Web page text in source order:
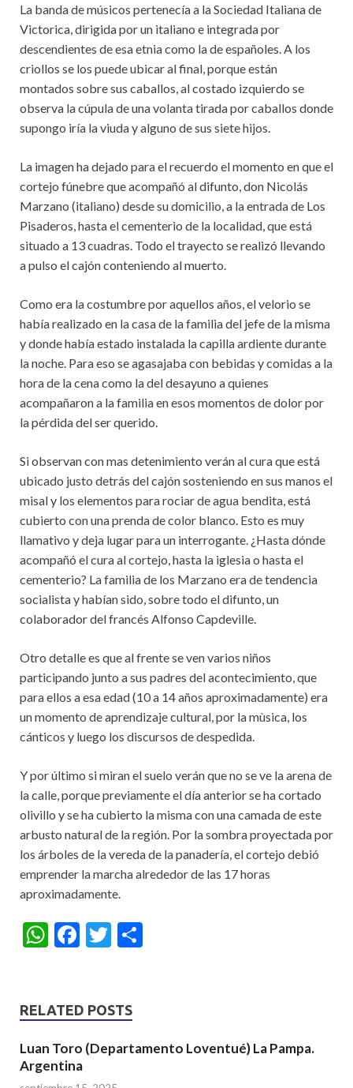
La banda de músicos pertenecía a la Sociedad Italiana de
Victorica, dirigida por un italiano e integrada por
descendientes de esa etnia como la de españoles. A los
criollos se los puede ubicar al final, porque están
montados sobre sus caballos, al costado izquierdo se
observa la cúpula de una volanta tirada por caballos donde
supongo iría la viuda y alguno de sus siete hijos.
La imagen ha dejado para el recuerdo el momento en que el
cortejo fúnebre que acompañó al difunto, don Nicolás
Marzano (italiano) desde su domicilio, a la entrada de Los
Pisaderos, hasta el cementerio de la localidad, que está
situado a 13 cuadras. Todo el trayecto se realizó llevando
a pulso el cajón conteniendo al muerto.
Como era la costumbre por aquellos años, el velorio se
había realizado en la casa de la familia del jefe de la misma
y donde había estado instalada la capilla ardiente durante
la noche. Para eso se agasajaba con bebidas y comidas a la
hora de la cena como la del desayuno a quienes
acompañaron a la familia en esos momentos de dolor por
la pérdida del ser querido.
Si observan con mas detenimiento verán al cura que está
ubicado justo detrás del cajón sosteniendo en sus manos el
misal y los elementos para rociar de agua bendita, está
cubierto con una prenda de color blanco. Esto es muy
llamativo y deja lugar para un interrogante. ¿Hasta dónde
acompañó el cura al cortejo, hasta la iglesia o hasta el
cementerio? La familia de los Marzano era de tendencia
socialista y habían sido, sobre todo el difunto, un
colaborador del francés Alfonso Capdeville.
Otro detalle es que al frente se ven varios niños
participando junto a sus padres del acontecimiento, que
para ellos a esa edad (10 a 14 años aproximadamente) era
un momento de aprendizaje cultural, por la mùsica, los
cánticos y luego los discursos de despedida.
Y por último si miran el suelo verán que no se ve la arena de
la calle, porque previamente el día anterior se ha cortado
olivillo y se ha cubierto la misma con una camada de este
arbusto natural de la región. Por la sombra proyectada por
los árboles de la vereda de la panadería, el cortejo debió
emprender la marcha alrededor de las 17 horas
aproximadamente.
W
s
p
F
b
o
o
T
er
RELATED POSTS
Luan Toro (Departamento Loventué) La Pampa.
Argentina